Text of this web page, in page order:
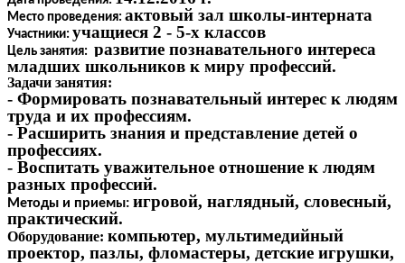
Место проведения: актовый зал школы-интерната
Участники: учащиеся 2 - 5-х классов
Цель занятия: развитие познавательного интереса
младших школьников к миру профессий.
Задачи занятия:
- Формировать познавательный интерес к людям
труда и их профессиям.
- Расширить знания и представление детей о
профессиях.
- Воспитать уважительное отношение к людям
разных профессий.
Методы и приемы: игровой, наглядный, словесный,
практический.
Оборудование: компьютер, мультимедийный
проектор, пазлы, фломастеры, детские игрушки,